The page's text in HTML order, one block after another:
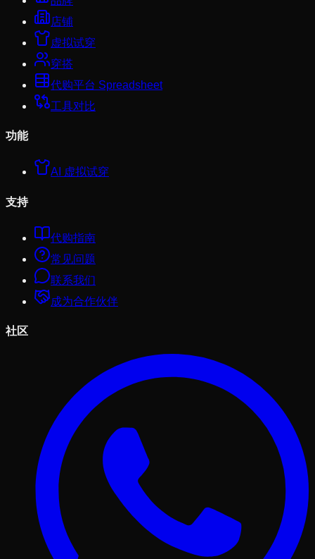
店铺
虚拟试穿
穿搭
代购平台 Spreadsheet
工具对比
功能
AI 虚拟试穿
支持
代购指南
常见问题
联系我们
成为合作伙伴
社区